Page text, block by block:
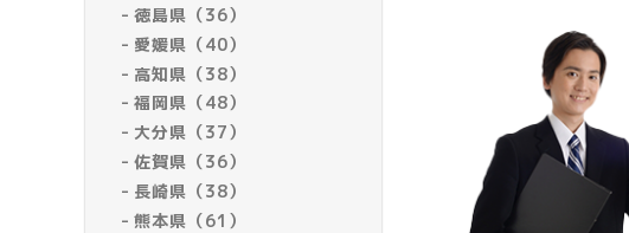
徳島県（36）
愛媛県（40）
高知県（38）
福岡県（48）
大分県（37）
佐賀県（36）
長崎県（38）
熊本県（61）